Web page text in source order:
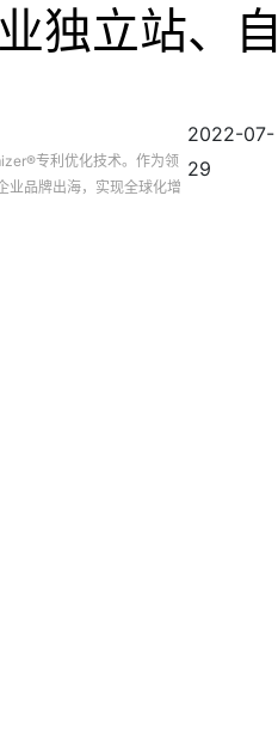
独立站、自
专利优化技术。作为领
业品牌出海，实现全球化增
2022-07-
29